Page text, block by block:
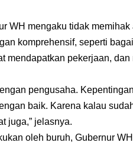
WH mengaku tidak
komprehensif, seperti
mendapatkan pekerjaan,
pengusaha.
baik. Karena kalau
juga,” jelasnya.
oleh buruh, Gubernur